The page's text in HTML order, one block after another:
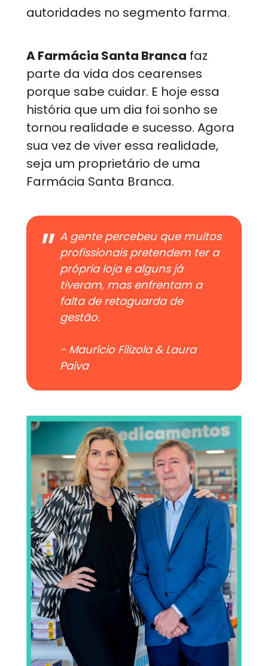
autoridades no segmento farma.
A Farmácia Santa Branca faz
parte da vida dos cearenses
porque sabe cuidar. E hoje essa
história que um dia foi sonho se
tornou realidade e sucesso. Agora
sua vez de viver essa realidade,
seja um proprietário de uma
Farmácia Santa Branca.
A gente percebeu que muitos
profissionais pretendem ter a
própria loja e alguns já
tiveram, mas enfrentam a
falta de retaguarda de
gestão.
- Maurício Filizola & Laura
Paiva